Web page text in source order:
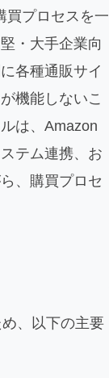
買プロセスを一
・大手企業向
各種通販サイ
機能しないこ
は、Amazon
テム連携、お
、購買プロセ
、以下の主要